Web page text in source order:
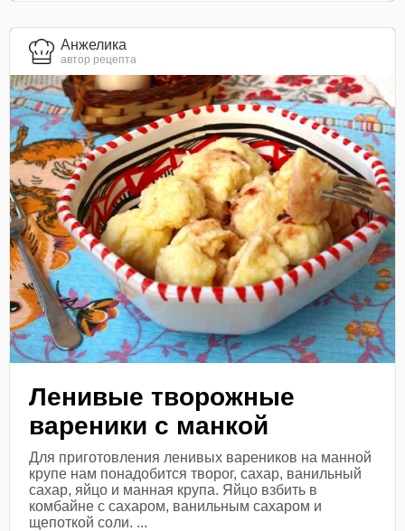
Анжелика
автор рецепта
Ленивые творожные
вареники с манкой
Для приготовления ленивых вареников на манной
крупе нам понадобится творог, сахар, ванильный
сахар, яйцо и манная крупа. Яйцо взбить в
комбайне с сахаром, ванильным сахаром и
щепоткой соли. ...